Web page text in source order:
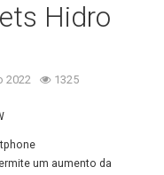
Hidro
2022 1325
um aumento da